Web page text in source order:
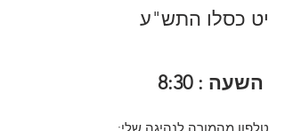
יט כסלו התש"ע